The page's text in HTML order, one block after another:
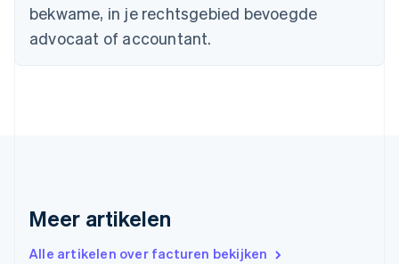
bekwame, in je rechtsgebied bevoegde
advocaat of accountant.
Meer artikelen
Alle artikelen over facturen bekijken
Estland
Finland
EnglishSvenska
English
Hongkong SAR, China
English简体中文